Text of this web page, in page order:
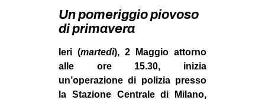
STUDENTI TSUNAMI
ZAM
MILANO
MOBILITAZIONI
SPAZI
Un pomeriggio piovoso
di primavera
Ieri (martedì), 2 Maggio attorno
alle ore 15.30, inizia
un’operazione di polizia presso
la Stazione Centrale di Milano,